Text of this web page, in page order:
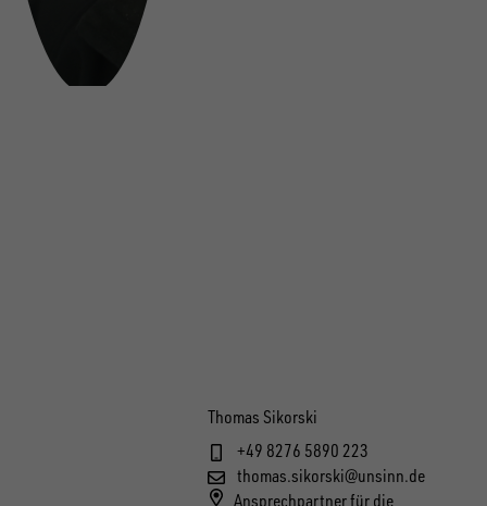
Thomas Sikorski
+49 8276 5890 223
thomas.sikorski@unsinn.de
Ansprechpartner für die